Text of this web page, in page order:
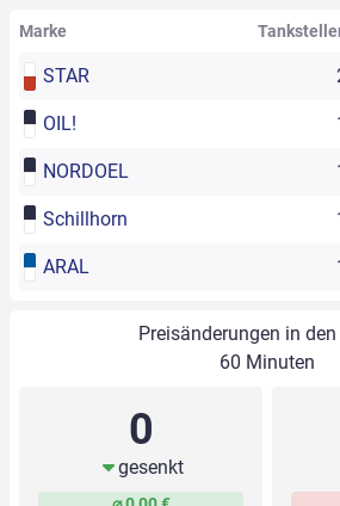
Marke
STAR
OIL!
NORDOEL
Schillhorn
ARAL
Preisänderungen in
60 Minuten
0
gesenkt